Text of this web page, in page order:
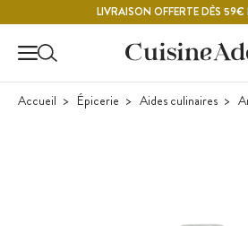
LIVRAISON OFFERTE DÈS
Accueil Épicerie Aides culinaires